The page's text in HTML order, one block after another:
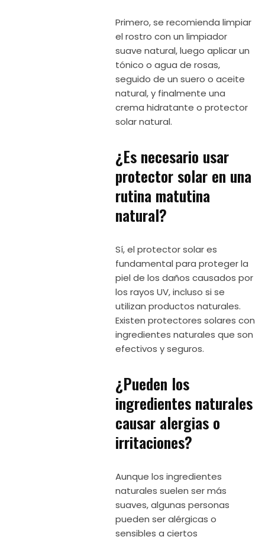
Primero, se recomienda limpiar
el rostro con un limpiador
suave natural, luego aplicar un
tónico o agua de rosas,
seguido de un suero o aceite
natural, y finalmente una
crema hidratante o protector
solar natural.
¿Es necesario usar
protector solar en una
rutina matutina
natural?
Sí, el protector solar es
fundamental para proteger la
piel de los daños causados por
los rayos UV, incluso si se
utilizan productos naturales.
Existen protectores solares con
ingredientes naturales que son
efectivos y seguros.
¿Pueden los
ingredientes naturales
causar alergias o
irritaciones?
Aunque los ingredientes
naturales suelen ser más
suaves, algunas personas
pueden ser alérgicas o
sensibles a ciertos